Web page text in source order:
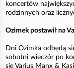
koncertów
rodzinnych oraz
Ozimek postawił na
Dni Ozimka odbędą
sobotni wieczór po
się Varius Manx &